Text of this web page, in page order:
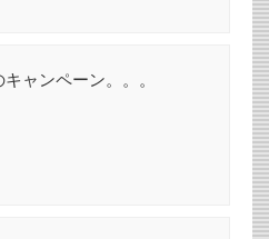
キャンペーン。。。